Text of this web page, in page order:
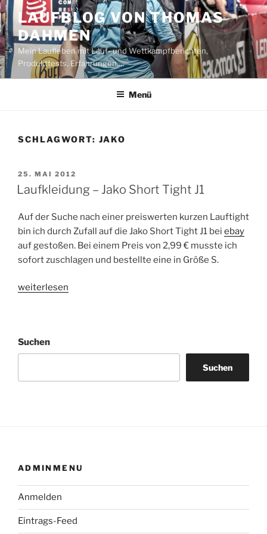
Zum
Inhalt
springen
LAUFBLOG VON THOMAS
DAHMEN
Mein Laufleben mit Lauf- und Wettkampfberichten,
Produkttests, Erfahrungen,…
Menü
SCHLAGWORT: JAKO
VERÖFFENTLICHT
AM
25. MAI 2012
Laufkleidung – Jako Short Tight J1
Auf der Suche nach einer preiswerten kurzen Lauftight
bin ich durch Zufall auf die Jako Short Tight J1 bei ebay
auf gestoßen. Bei einem Preis von 2,99 € musste ich
sofort zuschlagen und bestellte eine in Größe S.
„Laufkleidung
Tight
J1“
weiterlesen
Suchen
Suchen
ADMINMENU
Anmelden
Eintrags-Feed